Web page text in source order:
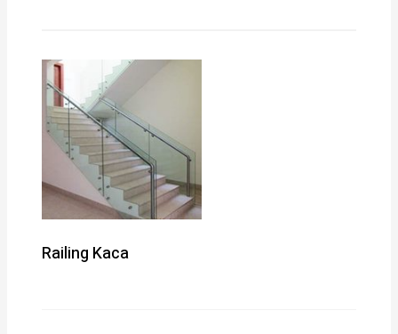
Railing Kaca